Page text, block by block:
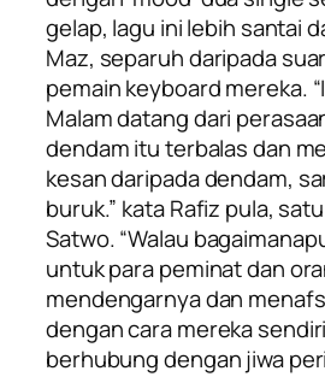
gelap, lagu ini lebih santai
Maz, separuh daripada
pemain keyboard mereka.
Malamdatang dari
dendam itu terbalas dan
kesan daripada dendam,
buruk.” kata Rafiz pula,
Satwo. “Walau
untuk para peminat dan
mendengarnya dan
dengan cara mereka
berhubung dengan jiwa